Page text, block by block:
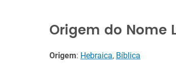
Origem do Nome
Origem: Hebraica, Bíblica